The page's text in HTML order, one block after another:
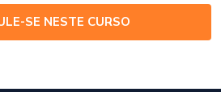
SE NESTE CURSO